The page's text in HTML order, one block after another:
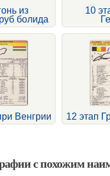
из
болида
10
Венгрии 12 этап
с похожим